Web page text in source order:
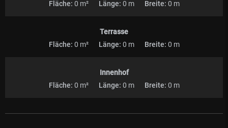
Fläche: 0 m² Länge: 0 m Breite: 0 m
Terrasse
Fläche: 0 m² Länge: 0 m Breite: 0 m
Innenhof
Fläche: 0 m² Länge: 0 m Breite: 0 m